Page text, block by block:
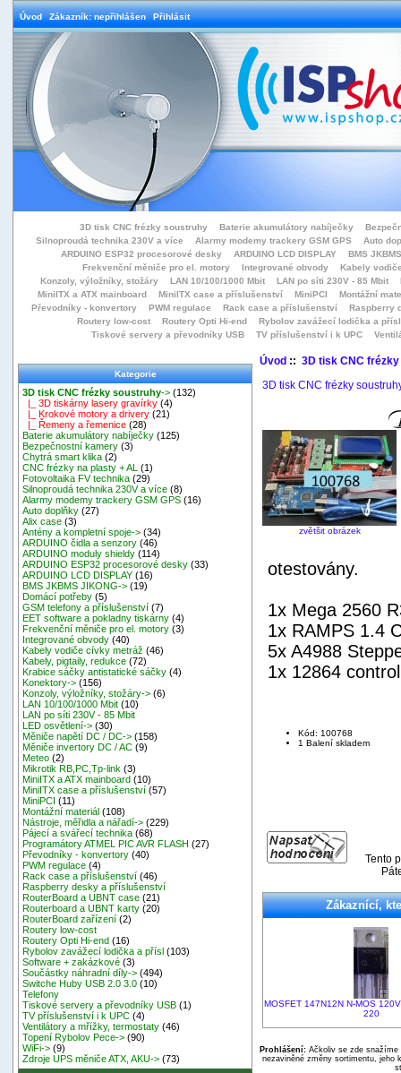
Úvod Zákazník: nepřihlášen Přihlásit
3D tisk CNC frézky soustruhy Baterie akumulátory nabíječky
Silnoproudá technika 230V a více
Alarmy modemy trackery GSM GPS
Auto
ARDUINO ESP32 procesorové desky
ARDUINO LCD DISPLAY
BMS
Frekvenční měniče pro el. motory
Integrované obvody
Kabely
Konzoly, výložníky, stožáry
LAN 10/100/1000 Mbit LAN po síti 230V - 85 Mbit
MiniITX a ATX mainboard
MiniITX case a příslušenství MiniPCI
Montážní
Převodníky - konvertory
PWM regulace Rack case a příslušenství
Raspberry
Routery low-cost
Routery Opti Hi-end
Rybolov zavážecí lodička a přísl
Tiskové servery a převodníky USB
TV příslušenství i k UPC
Kategorie
3D tisk CNC frézky soustruhy-> (132)
|_ 3D tiskárny lasery gravírky (4)
|_ Krokové motory a drivery (21)
|_ Řemeny a řemenice (28)
Baterie akumulátory nabíječky (125)
Bezpečnostní kamery (3)
Chytrá smart klika (2)
CNC frézky na plasty + AL
(1)
Fotovoltaika FV technika (29)
Silnoproudá technika 230V a více (8)
Alarmy modemy trackery GSM GPS (16)
Auto doplňky (27)
Alix case (3)
Antény a kompletní spoje-> (34)
ARDUINO čidla a senzory (46)
ARDUINO moduly shieldy (114)
ARDUINO ESP32 procesorové desky (33)
ARDUINO LCD DISPLAY (16)
BMS JKBMS JIKONG-> (19)
Domácí potřeby (5)
GSM telefony a příslušenství (7)
EET software a pokladny tiskárny (4)
Frekvenční měniče pro el. motory (3)
Integrované obvody (40)
Kabely vodiče cívky metráž (46)
Kabely, pigtaily, redukce (72)
Krabice sáčky antistatické sáčky (4)
Konektory-> (156)
Konzoly, výložníky, stožáry-> (6)
LAN 10/100/1000 Mbit (10)
LAN po síti 230V - 85 Mbit
LED osvětlení-> (30)
Měniče napětí DC / DC-> (158)
Měniče invertory DC / AC (9)
Meteo (2)
Mikrotik RB,PC,Tp-link (3)
MiniITX a ATX mainboard (10)
MiniITX case a příslušenství (57)
MiniPCI (11)
Montážní materiál (108)
Nástroje, měřidla a nářadí-> (229)
Pájecí a svářecí technika (68)
Programátory ATMEL PIC AVR FLASH (27)
Převodníky - konvertory (40)
PWM regulace (4)
Rack case a příslušenství (46)
Raspberry desky a příslušenství
RouterBoard a UBNT case (21)
Routerboard a UBNT karty (20)
RouterBoard zařízení (2)
Routery low-cost
Routery Opti Hi-end (16)
Rybolov zavážecí lodička a přísl (103)
Software + zakázkové (3)
Součástky náhradní díly-> (494)
Switche Huby USB 2.0 3.0 (10)
Telefony
Tiskové servery a převodníky USB (1)
TV příslušenství i k UPC (4)
Ventilátory a mřížky, termostaty (46)
Topení Rybolov Pece-> (90)
WiFi-> (9)
Zdroje UPS měniče ATX, AKU-> (73)
Úvod:: 3D tisk CNC
3D tisk CNC frézky
zvětšit obrázek
otestovány.
1x Mega 2560
1x RAMPS 1.4
5x A4988
1x 12864
Kód: 100768
1 Balení skladem
Tento
Zákaznící,
MOSFET 147N12N N-MOS
220
Prohlášení:Ačkoliv se zde snažíme
nezaviněné změny sortimentu, jeho